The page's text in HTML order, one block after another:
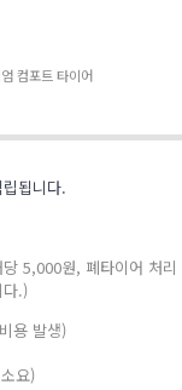
컴포트 타이어
됩니다.
5,000원, 폐타이어 처리
.)
용 발생)
요)